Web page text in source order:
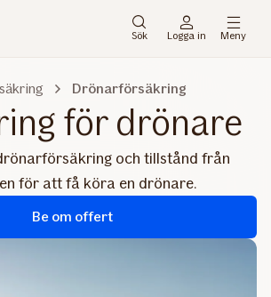
Sök Logga in Meny
Drönarförsäkring
för drönare
och tillstånd från
för att få köra en drönare.
Be om offert